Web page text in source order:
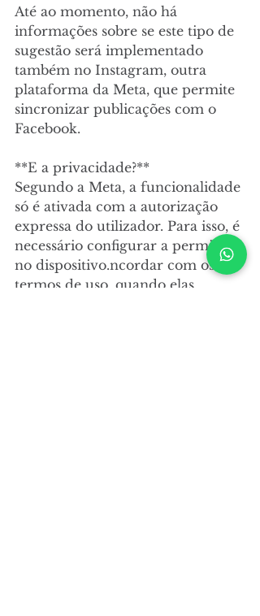
Até ao momento, não há
informações sobre se este tipo de
sugestão será implementado
também no Instagram, outra
plataforma da Meta, que permite
sincronizar publicações com o
Facebook.
**E a privacidade?**
Segundo a Meta, a funcionalidade
só é ativada com a autorização
expressa do utilizador. Para isso, é
necessário configurar a permissão
no dispositivo.ncordar com os
termos de uso, quando elas